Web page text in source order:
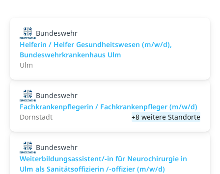
Bundeswehr
Helferin / Helfer Gesundheitswesen (m/w/d),
Bundeswehrkrankenhaus Ulm
Ulm
Bundeswehr
Fachkrankenpflegerin / Fachkrankenpfleger (m/w/d)
Dornstadt
+8 weitere Standorte
Bundeswehr
Weiterbildungsassistent/-in für Neurochirurgie in
Ulm als Sanitätsoffizierin /-offizier (m/w/d)